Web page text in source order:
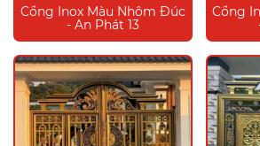
Cổng Inox Màu Nhôm Đúc
- An Phát 13
Cổng